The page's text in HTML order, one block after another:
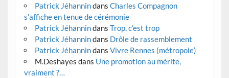
Patrick Jéhannindans Charles Compagnon
s’affiche en tenue de cérémonie
Patrick Jéhannindans Trop, c’est trop
Patrick Jéhannindans Drôle de rassemblement
Patrick Jéhannindans Vivre Rennes (métropole)
M.Deshayes dans Une promotion au mérite,
vraiment ?…